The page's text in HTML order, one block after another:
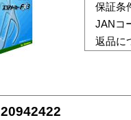
保証条
JANコ
返品に
20942422